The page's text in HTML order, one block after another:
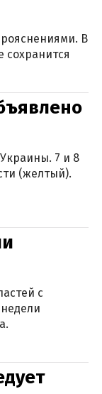
В
сохранится
7 и 8
(желтый).
с